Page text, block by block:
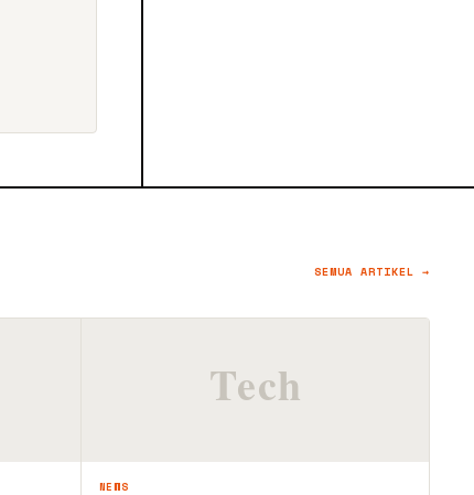
SEMUA ARTIKEL →
NEWS